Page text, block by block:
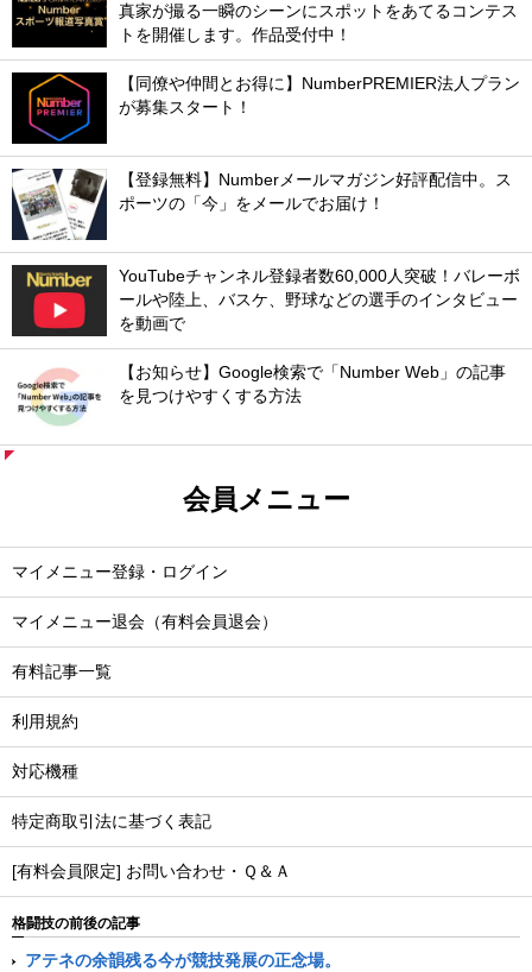
真家が撮る一瞬のシーンにスポットをあてるコンテス
トを開催します。作品受付中！
【同僚や仲間とお得に】NumberPREMIER法人プラン
が募集スタート！
【登録無料】Numberメールマガジン好評配信中。ス
ポーツの「今」をメールでお届け！
YouTubeチャンネル登録者数60,000人突破！バレーボ
ールや陸上、バスケ、野球などの選手のインタビュー
を動画で
【お知らせ】Google検索で「Number Web」の記事
を見つけやすくする方法
会員メニュー
マイメニュー登録・ログイン
マイメニュー退会（有料会員退会）
有料記事一覧
利用規約
対応機種
特定商取引法に基づく表記
[有料会員限定] お問い合わせ・Ｑ＆Ａ
格闘技の前後の記事
アテネの余韻残る今が競技発展の正念場。